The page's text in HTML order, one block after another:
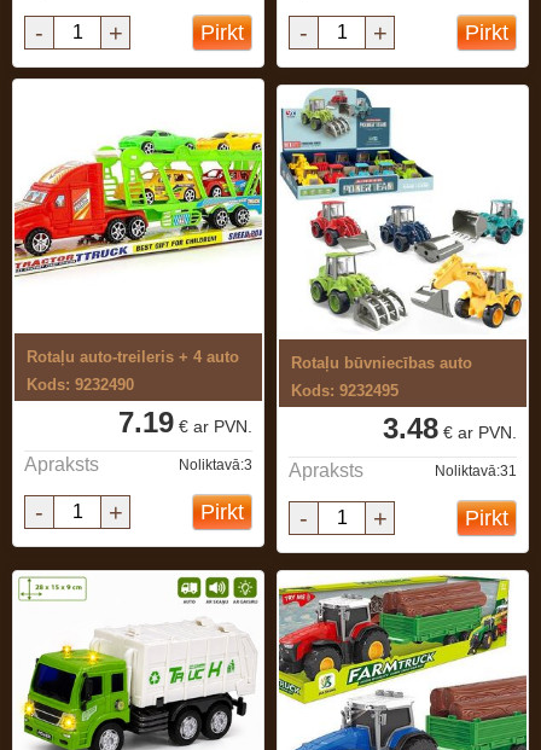
- + Pirkt - + Pirkt
Rotaļu auto-treileris + 4 auto
Kods: 9232490
7.19 € ar PVN.
Apraksts Noliktavā:3
- + Pirkt
Rotaļu būvniecības auto
Kods: 9232495
3.48 € ar PVN.
Apraksts Noliktavā:31
- + Pirkt